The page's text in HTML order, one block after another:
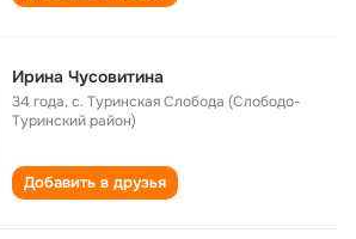
Ирина Чусовитина
34 года,с. Туринская Слобода (Слободо-
Туринский район)
Добавить в друзья